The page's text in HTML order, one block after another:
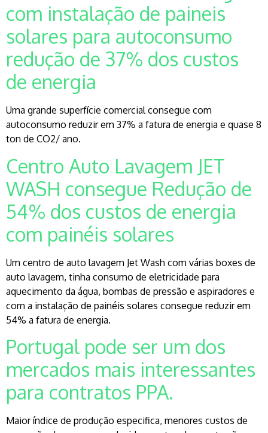
com instalação de paineis
solares para autoconsumo
redução de 37% dos custos
de energia
Uma grande superfície comercial consegue com
autoconsumo reduzir em 37% a fatura de energia e quase 8
ton de CO2/ ano.
Centro Auto Lavagem JET
WASH consegue Redução de
54% dos custos de energia
com painéis solares
Um centro de auto lavagem Jet Wash com várias boxes de
auto lavagem, tinha consumo de eletricidade para
aquecimento da água, bombas de pressão e aspiradores e
com a instalação de painéis solares consegue reduzir em
54% a fatura de energia.
Portugal pode ser um dos
mercados mais interessantes
para contratos PPA.
Maior índice de produção especifica, menores custos de